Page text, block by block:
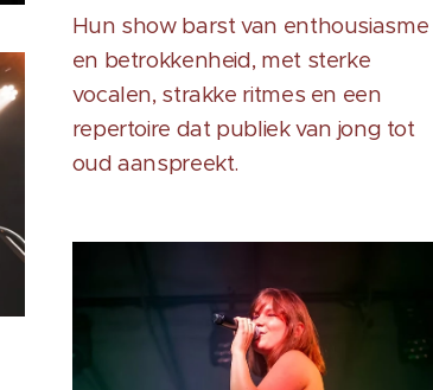
Hun show barst van enthousiasme
en betrokkenheid, met sterke
vocalen, strakke ritmes en een
repertoire dat publiek van jong tot
oud aanspreekt.